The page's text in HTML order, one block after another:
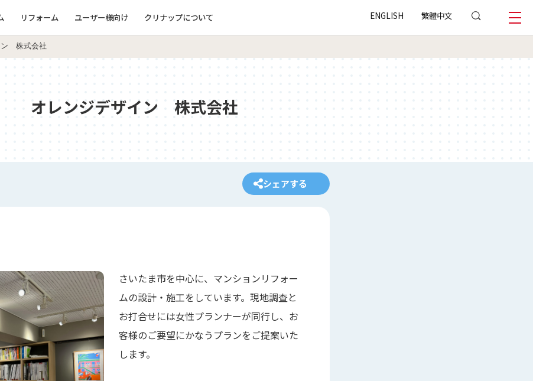
リフォーム ユーザー様向け クリナップについて ENGLISH 繁體中文
株式会社
オレンジデザイン 株式会社
シェアする
さいたま市を中心に、マンションリフォー
ムの設計・施工をしています。現地調査と
お打合せには女性プランナーが同行し、お
客様のご要望にかなうプランをご提案いた
します。